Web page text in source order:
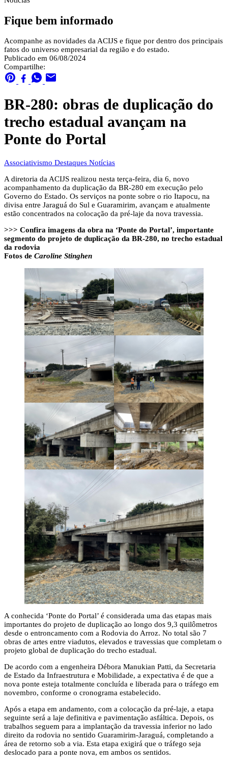
Fique bem informado
Acompanhe as novidades da ACIJS e fique por dentro dos principais
fatos do universo empresarial da região e do estado.
Publicado em 06/08/2024
Compartilhe:
BR-280: obras de duplicação do
trecho estadual avançam na
Ponte do Portal
Associativismo Destaques Notícias
A diretoria da ACIJS realizou nesta terça-feira, dia 6, novo
acompanhamento da duplicação da BR-280 em execução pelo
Governo do Estado. Os serviços na ponte sobre o rio Itapocu, na
divisa entre Jaraguá do Sul e Guaramirim, avançam e atualmente
estão concentrados na colocação da pré-laje da nova travessia.
>>> Confira imagens da obra na ‘Ponte do Portal’, importante
segmento do projeto de duplicação da BR-280, no trecho estadual
da rodovia
Fotos de Caroline Stinghen
A conhecida ‘Ponte do Portal’ é considerada uma das etapas mais
importantes do projeto de duplicação ao longo dos 9,3 quilômetros
desde o entroncamento com a Rodovia do Arroz. No total são 7
obras de artes entre viadutos, elevados e travessias que completam o
projeto global de duplicação do trecho estadual.
De acordo com a engenheira Débora Manukian Patti, da Secretaria
de Estado da Infraestrutura e Mobilidade, a expectativa é de que a
nova ponte esteja totalmente concluída e liberada para o tráfego em
novembro, conforme o cronograma estabelecido.
Após a etapa em andamento, com a colocação da pré-laje, a etapa
seguinte será a laje definitiva e pavimentação asfáltica. Depois, os
trabalhos seguem para a implantação da travessia inferior no lado
direito da rodovia no sentido Guaramirim-Jaraguá, completando a
área de retorno sob a via. Esta etapa exigirá que o tráfego seja
deslocado para a ponte nova, em ambos os sentidos.